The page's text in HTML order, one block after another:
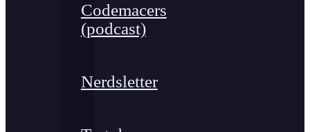
Codemacers
(podcast)
Nerdsletter